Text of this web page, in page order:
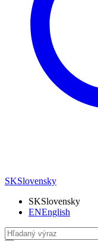
SKSlovensky
SKSlovensky
ENEnglish